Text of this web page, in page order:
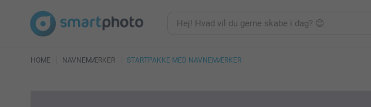
HOME NAVNEMÆRKER STARTPAKKE MED NAVNEMÆRKER